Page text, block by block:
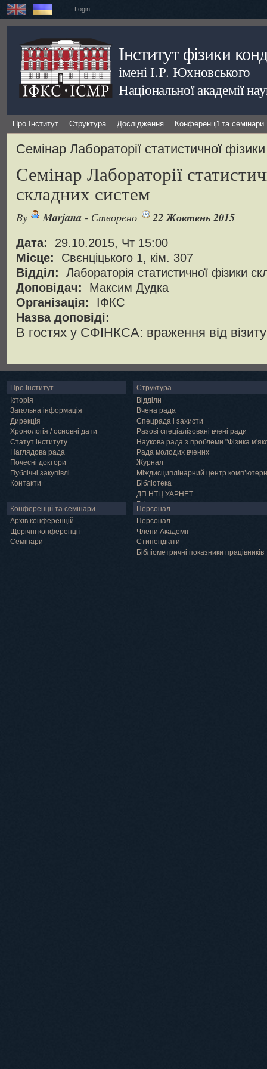
Login
Інститут фізики
імені І.Р. Юхновського
Національної академії
Про Інститут Структура Дослідження Конференції та семінари
Семінар Лабораторії статистичної
Семінар Лабораторії
складних систем
By Marjana - Створено 22 Жовтень 2015
Дата:
29.10.2015, Чт 15:00
Місце:
Свєнціцького 1, кім. 307
Відділ:
Лабораторія статистичної фізики
Доповідач:
Максим Дудка
Організація:
ІФКС
Назва доповіді:
В гостях у СФІНКСА: враження від
Про Інститут
Історія
Загальна інформація
Дирекція
Хронологія / основні дати
Статут інституту
Наглядова рада
Почесні доктори
Публічні закупівлі
Контакти
Структура
Відділи
Вчена рада
Спецрада і захисти
Разові спеціалізовані вчені ради
Наукова рада з проблеми "Фізика
Рада молодих вчених
Журнал
Міждисциплінарний центр
Бібліотека
ДП НТЦ УАРНЕТ
Грід
Конференції та семінари
Архів конференцій
Щорічні конференції
Семінари
Персонал
Персонал
Члени Академії
Cтипендіати
Бібліометричні показники працівників